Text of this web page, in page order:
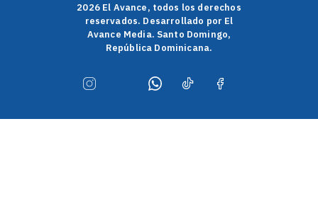
2026 El Avance, todos los derechos
reservados. Desarrollado por El
Avance Media. Santo Domingo,
República Dominicana.